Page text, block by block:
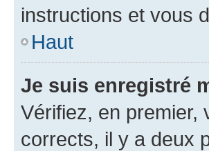
instructions et vous
Haut
Je suis enregistré
Vérifiez, en premier,
corrects, il y a deux